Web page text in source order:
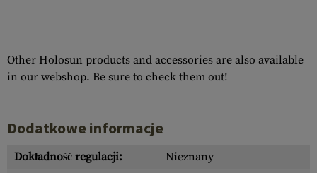
Other Holosun products and accessories are also available
in our webshop. Be sure to check them out!
Dodatkowe informacje
Dokładność regulacji:
Nieznany